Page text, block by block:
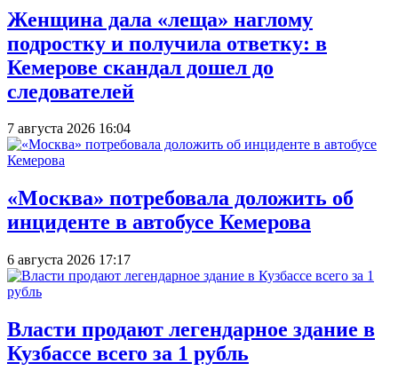
Женщина дала «леща» наглому
подростку и получила ответку: в
Кемерове скандал дошел до
следователей
7 августа 2026 16:04
«Москва» потребовала доложить об
инциденте в автобусе Кемерова
6 августа 2026 17:17
Власти продают легендарное здание в
Кузбассе всего за 1 рубль